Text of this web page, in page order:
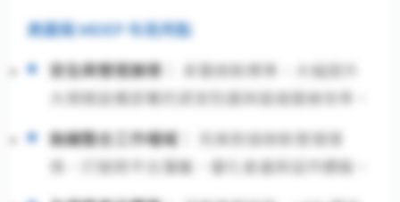
奧圖碼 MDEP 布局亮點
安全與管理兼得：
承襲微軟標準，大幅提升
大規模設備部署的資安防護與遠端運維效率。
無縫整合工作場域：
完美對接微軟管理環
境，打破跨平台藩籬，優化會議與協作體驗。